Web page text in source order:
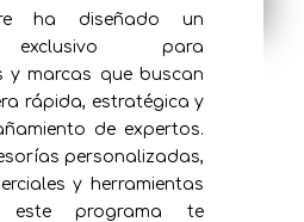
ha diseñado un
exclusivo para
y marcas que buscan
rápida, estratégica y
de expertos.
personalizadas,
y herramientas
este programa te